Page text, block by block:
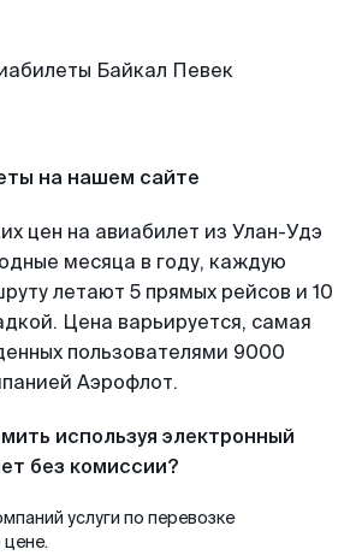
на нашем сайте
цен на авиабилет из Улан-Удэ
месяца в году, каждую
летают 5 прямых рейсов и 10
Цена варьируется, самая
пользователями 9000
Аэрофлот.
используя электронный
без комиссии?
услуги по перевозке